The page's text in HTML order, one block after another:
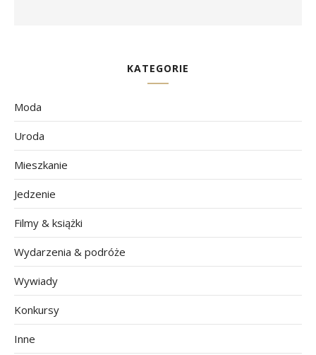
KATEGORIE
Moda
Uroda
Mieszkanie
Jedzenie
Filmy & książki
Wydarzenia & podróże
Wywiady
Konkursy
Inne